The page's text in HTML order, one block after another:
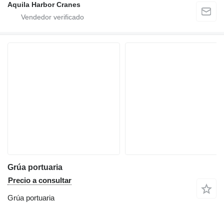
Aquila Harbor Cranes
Grúa portuaria
Precio a consultar
Grúa portuaria